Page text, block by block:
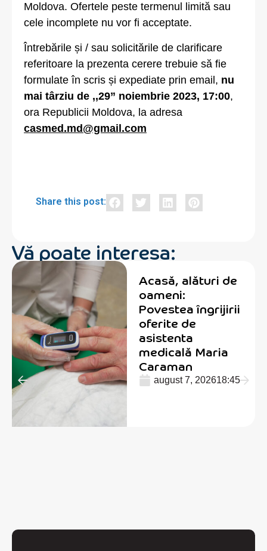
Moldova. Ofertele peste termenul limită sau
cele incomplete nu vor fi acceptate.
Întrebările și / sau solicitările de clarificare
referitoare la prezenta cerere trebuie să fie
formulate în scris și expediate prin email, nu
mai târziu de ,,29” noiembrie 2023, 17:00,
ora Republicii Moldova, la adresa
casmed.md@gmail.com
Share this post:
Vă poate interesa:
Acasă, alături de
oameni:
Povestea îngrijirii
oferite de
asistenta
medicală Maria
Caraman
august 7, 202618:45